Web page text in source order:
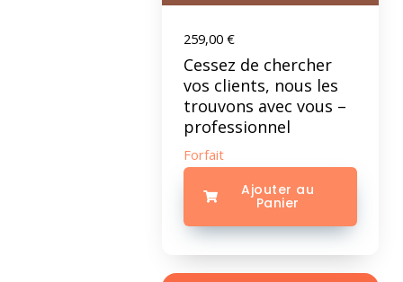
259,00 €
Cessez de chercher
vos clients, nous les
trouvons avec vous –
professionnel
Forfait
Ajouter au
Panier